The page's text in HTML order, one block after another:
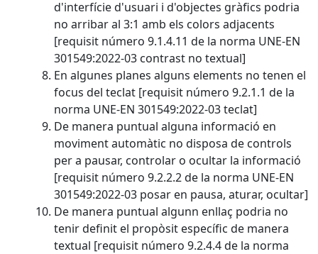
d'interfície d'usuari i d'objectes gràfics podria
no arribar al 3:1 amb els colors adjacents
[requisit número 9.1.4.11 de la norma UNE-EN
301549:2022-03 contrast no textual]
En algunes planes alguns elements no tenen el
focus del teclat [requisit número 9.2.1.1 de la
norma UNE-EN 301549:2022-03 teclat]
De manera puntual alguna informació en
moviment automàtic no disposa de controls
per a pausar, controlar o ocultar la informació
[requisit número 9.2.2.2 de la norma UNE-EN
301549:2022-03 posar en pausa, aturar, ocultar]
De manera puntual algunn enllaç podria no
tenir definit el propòsit específic de manera
textual [requisit número 9.2.4.4 de la norma